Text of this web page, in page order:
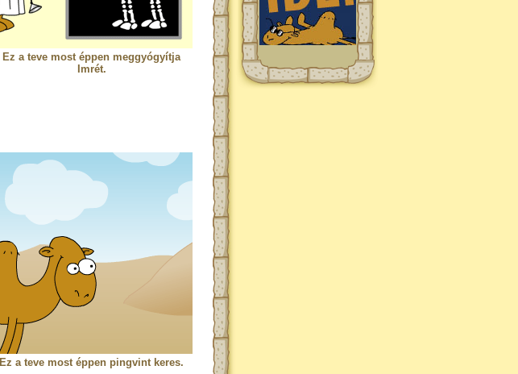
Ez a teve most éppen meggyógyítja
Imrét.
Ez a teve most éppen pingvint keres.